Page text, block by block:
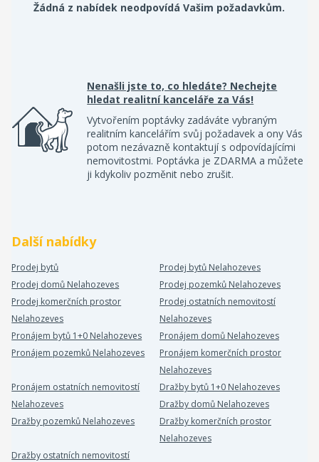
Žádná z nabídek neodpovídá Vašim požadavkům.
Nenašli jste to, co hledáte? Nechejte
hledat realitní kanceláře za Vás!
Vytvořením poptávky zadáváte vybraným
realitním kancelářím svůj požadavek a ony Vás
potom nezávazně kontaktují s odpovídajícími
nemovitostmi. Poptávka je ZDARMA a můžete
ji kdykoliv pozměnit nebo zrušit.
Další nabídky
Prodej bytů
Prodej bytů Nelahozeves
Prodej domů Nelahozeves
Prodej pozemků Nelahozeves
Prodej komerčních prostor
Nelahozeves
Prodej ostatních nemovitostí
Nelahozeves
Pronájem bytů 1+0 Nelahozeves
Pronájem domů Nelahozeves
Pronájem pozemků Nelahozeves
Pronájem komerčních prostor
Nelahozeves
Pronájem ostatních nemovitostí
Nelahozeves
Dražby bytů 1+0 Nelahozeves
Dražby domů Nelahozeves
Dražby pozemků Nelahozeves
Dražby komerčních prostor
Nelahozeves
Dražby ostatních nemovitostí